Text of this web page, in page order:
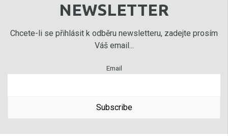
NEWSLETTER
Chcete-li se přihlásit k odběru newsletteru, zadejte prosím
Váš email...
Email
Subscribe